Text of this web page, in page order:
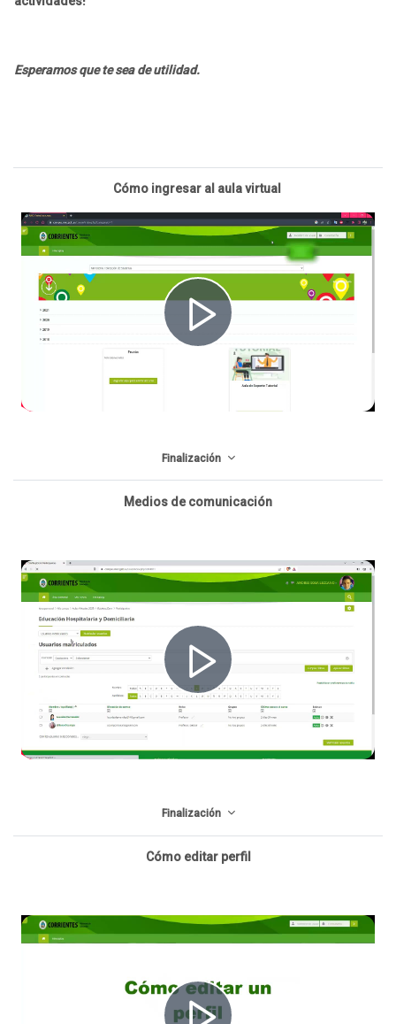
Esperamos que te sea de utilidad.
Finalización
Cómo ingresar al aula virtual
R
p
r
o
d
u
c
i
r
Finalización
Medios de comunicación
R
e
p
r
o
Cómo editar perfil